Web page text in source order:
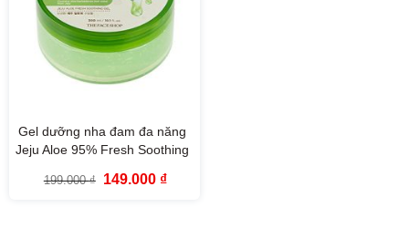
Gel dưỡng nha đam đa năng
Jeju Aloe 95% Fresh Soothing
199.000₫
Giá
149.000 ₫Giá